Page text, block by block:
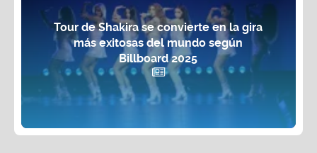
Tour de Shakira se convierte en la gira
más exitosas del mundo según
Billboard 2025